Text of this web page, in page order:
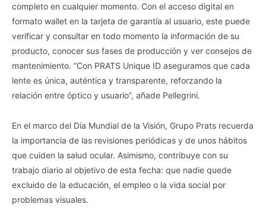
completo en cualquier momento. Con el acceso digital en
formato wallet en la tarjeta de garantía al usuario, este puede
verificar y consultar en todo momento la información de su
producto, conocer sus fases de producción y ver consejos de
mantenimiento. “Con PRATS Unique ID aseguramos que cada
lente es única, auténtica y transparente, reforzando la
relación entre óptico y usuario”, añade Pellegrini.
En el marco del Día Mundial de la Visión, Grupo Prats recuerda
la importancia de las revisiones periódicas y de unos hábitos
que cuiden la salud ocular. Asimismo, contribuye con su
trabajo diario al objetivo de esta fecha: que nadie quede
excluido de la educación, el empleo o la vida social por
problemas visuales.